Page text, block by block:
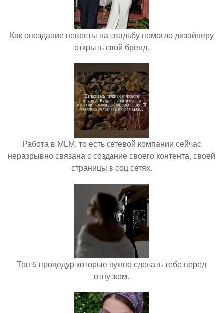
Как опоздание невесты на свадьбу помогло дизайнеру
открыть свой бренд.
Работа в MLM, то есть сетевой компании сейчас
неразрывно связана с создание своего контента, своей
страницы в соц сетях.
Топ 5 процедур которые нужно сделать тебе перед
отпуском.